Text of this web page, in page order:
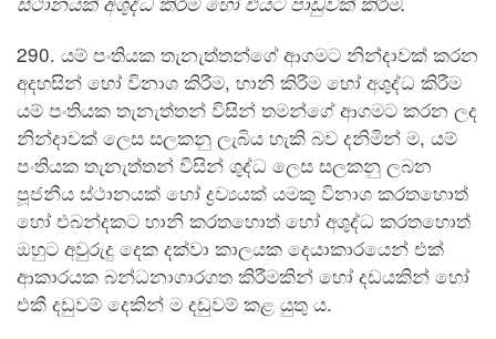
290. යම් පංතියක තැනැත්තන්ගේ ආගමට නින්දාවක් කරන
අදහසින් හෝ විනාශ කිරීම, හානි කිරීම හෝ අශුද්ධ කිරීම
යම් පංතියක තැනැත්තන් විසින් තමන්ගේ ආගමට කරන ලද
නින්දාවක් ලෙස සලකනු ලැබිය හැකි බව දනිමින් ම, යම්
පංතියක තැනැත්තන් විසින් ශුද්ධ ලෙස සලකනු ලබන
පූජනීය ස්ථානයක් හෝ ද්‍රව්‍යයක් යමකු විනාශ කරතහොත්
හෝ එබන්දකට හානි කරතහොත් හෝ අශුද්ධ කරතහොත්
ඔහුට අවුරුදු දෙක දක්වා කාලයක දෙයාකාරයෙන් එක්
ආකාරයක බන්ධනාගාරගත කිරීමකින් හෝ දඩයකින් හෝ
එකී දඩුවම් දෙකින් ම දඩුවම් කළ යුතු ය.